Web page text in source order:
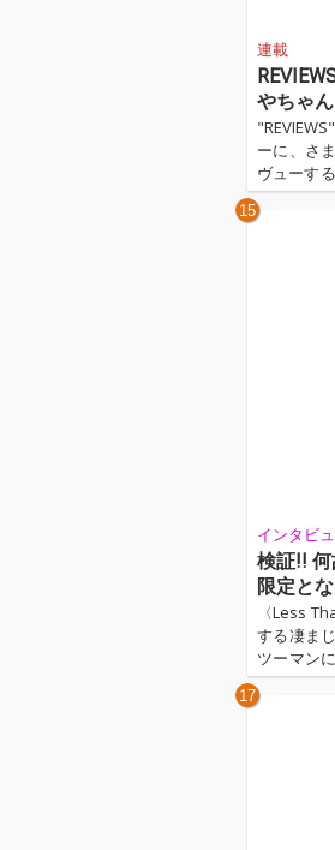
連載
やちゃん
ーに、さ
ヴューす
Cookie、
のレヴュ
15
インタビ
検証!! 何
限定と
ンタヴ
〈Less
する凄ま
ツーマン
で、彼ら
だ?」と。
17